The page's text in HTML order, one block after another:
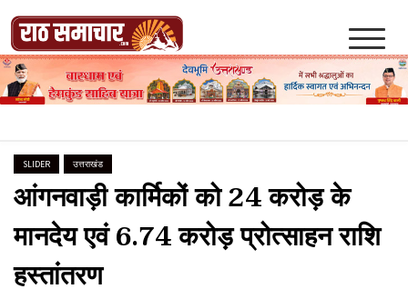
content
Raath Samachar
SLIDER उत्तराखंड
आंगनवाड़ी कार्मिकों को 24 करोड़ के
मानदेय एवं 6.74 करोड़ प्रोत्साहन राशि
हस्तांतरण